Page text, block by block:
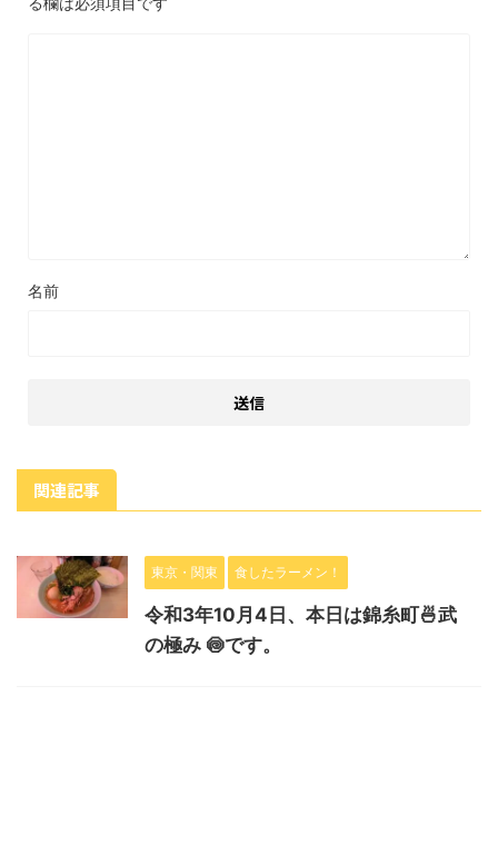
名前
関連記事
東京・関東 食したラーメン！
令和3年10月4日、本日は錦糸町🍜武
の極み 🍥です。